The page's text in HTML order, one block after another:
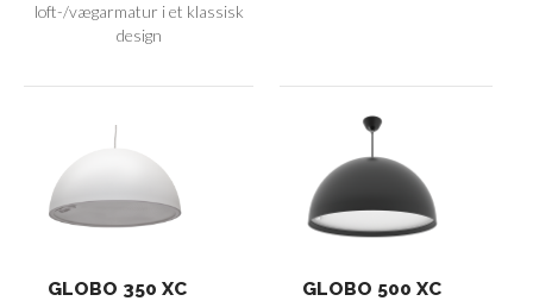
loft-/vægarmatur i et klassisk
design
GLOBO 350 XC GLOBO 500 XC